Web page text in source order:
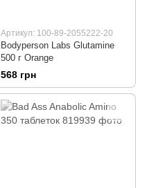
Артикул: 100-89-2055222-20
Bodyperson Labs Glutamine
500 г Orange
568 грн